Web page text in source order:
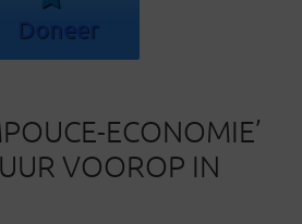
Doneer
ECONOMIE’
VOOROP IN